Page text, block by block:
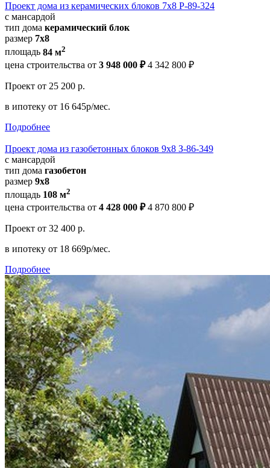
Проект дома из керамических блоков 7x8 Р-89-324
с мансардой
тип дома керамический блок
размер 7x8
площадь 84 м2
цена строительства от 3 948 000 ₽ 4 342 800 ₽
Проект от 25 200 р.
в ипотеку от 16 645р/мес.
Подробнее
Проект дома из газобетонных блоков 9х8 З-86-349
с мансардой
тип дома газобетон
размер 9x8
площадь 108 м2
цена строительства от 4 428 000 ₽ 4 870 800 ₽
Проект от 32 400 р.
в ипотеку от 18 669р/мес.
Подробнее